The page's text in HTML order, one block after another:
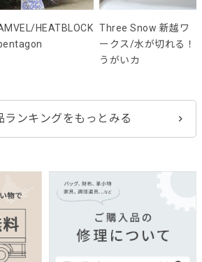
HEATBLOCK Three Snow 新越ワ
ークス/水が切れる！
うがいカ
ランキングをもっとみる